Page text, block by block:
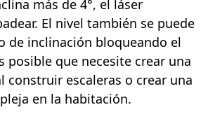
más de 4°, el láser
El nivel también se puede
de inclinación bloqueando el
posible que necesite crear una
construir escaleras o crear una
en la habitación.